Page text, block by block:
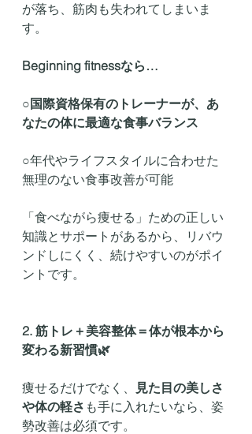
が落ち、筋肉も失われてしまいま
す。
Beginning fitnessなら…
○ 国際資格保有のトレーナーが、あ
なたの体に最適な食事バランス
○年代やライフスタイルに合わせた
無理のない食事改善が可能
「食べながら痩せる」ための正しい
知識とサポートがあるから、リバウ
ンドしにくく、続けやすいのがポイ
ントです。
2. 筋トレ＋美容整体＝体が根本から
変わる新習慣🌿
痩せるだけでなく、
見た目の美しさ
や体の軽さ も手に入れたいなら、姿
勢改善は必須です。